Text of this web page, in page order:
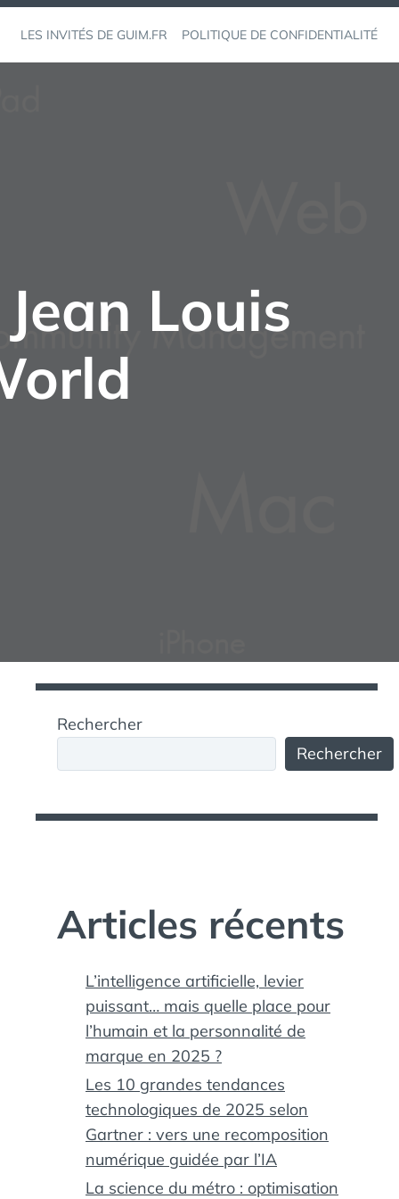
LES INVITÉS DE GUIM.FR POLITIQUE DE CONFIDENTIALITÉ
Louis
Rechercher
Rechercher
Articles récents
L’intelligence artificielle, levier
puissant… mais quelle place pour
l’humain et la personnalité de
marque en 2025 ?
Les 10 grandes tendances
technologiques de 2025 selon
Gartner : vers une recomposition
numérique guidée par l’IA
La science du métro : optimisation